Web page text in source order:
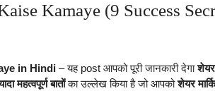
Kamaye (9 Success
in Hindi – यह post आपको पूरी जानकारी देगाशेयर
महत्वपूर्ण बातोंका उल्लेख किया है जो आपकोशेयर